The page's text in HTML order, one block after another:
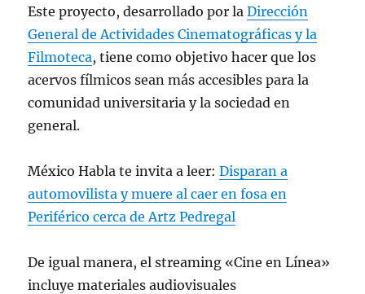
Este proyecto, desarrollado por laDirección
General de Actividades Cinematográficas y la
Filmoteca, tiene como objetivo hacer que los
acervos fílmicos sean más accesibles para la
comunidad universitaria y la sociedad en
general.
México Habla te invita a leer:Disparan a
automovilista y muere al caer en fosa en
Periférico cerca de Artz Pedregal
De igual manera, el streaming «Cine en Línea»
incluye materiales audiovisuales